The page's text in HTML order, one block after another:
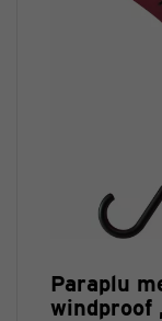
Paraplu
windproof